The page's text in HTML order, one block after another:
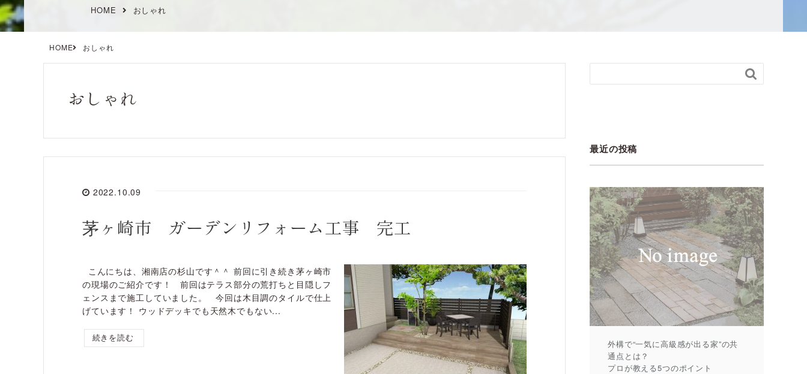
HOME おしゃれ
HOME おしゃれ
おしゃれ
2022.10.09
茅ヶ崎市 ガーデンリフォーム工事 完工
こんにちは、湘南店の杉山です＾＾ 前回に引き続き茅ヶ崎市
の現場のご紹介です！ 前回はテラス部分の荒打ちと目隠しフ
ェンスまで施工していました。 今回は木目調のタイルで仕上
げています！ ウッドデッキでも天然木でもない...
続きを読む

最近の投稿
外構で“一気に高級感が出る家”の共
通点とは？
プロが教える5つのポイント